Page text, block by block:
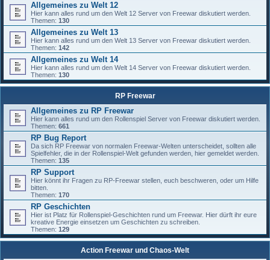
Allgemeines zu Welt 12
Hier kann alles rund um den Welt 12 Server von Freewar diskutiert werden.
Themen: 130
Allgemeines zu Welt 13
Hier kann alles rund um den Welt 13 Server von Freewar diskutiert werden.
Themen: 142
Allgemeines zu Welt 14
Hier kann alles rund um den Welt 14 Server von Freewar diskutiert werden.
Themen: 130
RP Freewar
Allgemeines zu RP Freewar
Hier kann alles rund um den Rollenspiel Server von Freewar diskutiert werden.
Themen: 661
RP Bug Report
Da sich RP Freewar von normalen Freewar-Welten unterscheidet, sollten alle
Spielfehler, die in der Rollenspiel-Welt gefunden werden, hier gemeldet werden.
Themen: 135
RP Support
Hier könnt ihr Fragen zu RP-Freewar stellen, euch beschweren, oder um Hilfe
bitten.
Themen: 170
RP Geschichten
Hier ist Platz für Rollenspiel-Geschichten rund um Freewar. Hier dürft ihr eure
kreative Energie einsetzen um Geschichten zu schreiben.
Themen: 129
Action Freewar und Chaos-Welt